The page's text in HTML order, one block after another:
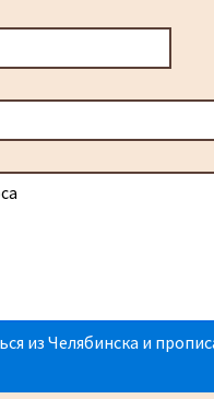
из Челябинска и